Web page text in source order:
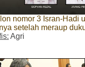
nomor 3 Isran-Hadi
setelah meraup
Agri